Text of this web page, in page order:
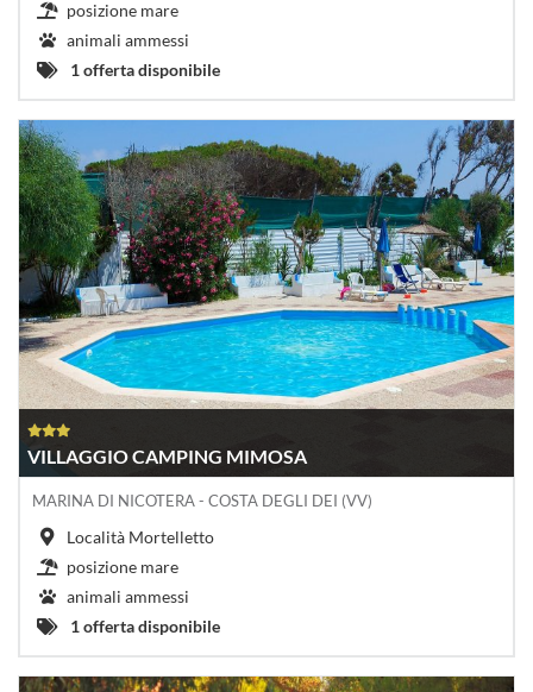
posizione mare
animali ammessi
1 offerta disponibile
VILLAGGIO CAMPING MIMOSA
MARINA DI NICOTERA - COSTA DEGLI DEI (VV)
Località Mortelletto
posizione mare
animali ammessi
1 offerta disponibile